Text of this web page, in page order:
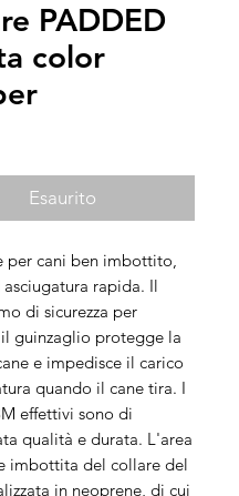
PADDED
color
Esaurito
per cani ben imbottito,
rapida. Il
di sicurezza per
guinzaglio protegge la
e impedisce il carico
quando il cane tira. I
effettivi sono di
qualità e durata. L'area
imbottita del collare del
in neoprene, di cui